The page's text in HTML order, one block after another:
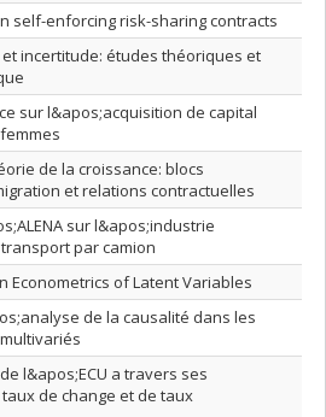
self-enforcing risk-sharing contracts
incertitude: études théoriques et
sur l&apos;acquisition de capital
de la croissance: blocs
et relations contractuelles
sur l&apos;industrie
par camion
Econometrics of Latent Variables
de la causalité dans les
l&apos;ECU a travers ses
de change et de taux